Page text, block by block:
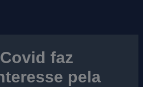
faz
pela